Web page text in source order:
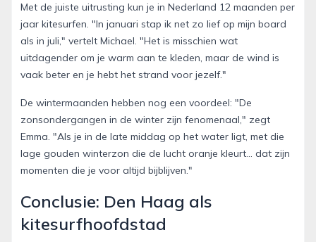
Met de juiste uitrusting kun je in Nederland 12 maanden per
jaar kitesurfen. "In januari stap ik net zo lief op mijn board
als in juli," vertelt Michael. "Het is misschien wat
uitdagender om je warm aan te kleden, maar de wind is
vaak beter en je hebt het strand voor jezelf."
De wintermaanden hebben nog een voordeel: "De
zonsondergangen in de winter zijn fenomenaal," zegt
Emma. "Als je in de late middag op het water ligt, met die
lage gouden winterzon die de lucht oranje kleurt... dat zijn
momenten die je voor altijd bijblijven."
Conclusie: Den Haag als
kitesurfhoofdstad